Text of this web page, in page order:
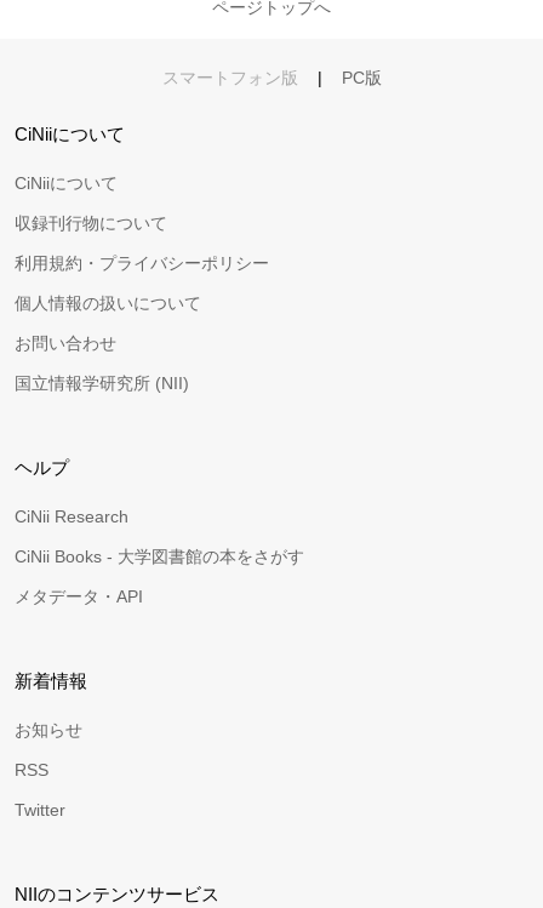
ページトップへ
スマートフォン版 | PC版
CiNiiについて
CiNiiについて
収録刊行物について
利用規約・プライバシーポリシー
個人情報の扱いについて
お問い合わせ
国立情報学研究所 (NII)
ヘルプ
CiNii Research
CiNii Books - 大学図書館の本をさがす
メタデータ・API
新着情報
お知らせ
RSS
Twitter
NIIのコンテンツサービス